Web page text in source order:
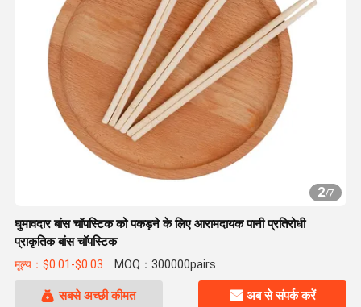
2/7
घुमावदार बांस चॉपस्टिक को पकड़ने के लिए आरामदायक पानी प्रतिरोधी
प्राकृतिक बांस चॉपस्टिक
मूल्य：$0.01-$0.03 MOQ：300000pairs
सबसे अच्छी कीमत अब से संपर्क करें